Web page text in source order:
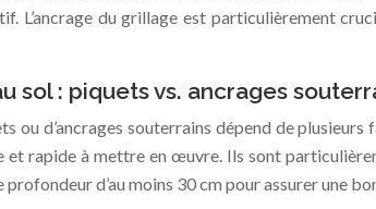
L’ancrage du grillage est particulièrement
sol : piquets vs. ancrages
ou d’ancrages souterrains dépend de
rapide à mettre en œuvre. Ils sont
d’au moins 30 cm pour assurer une